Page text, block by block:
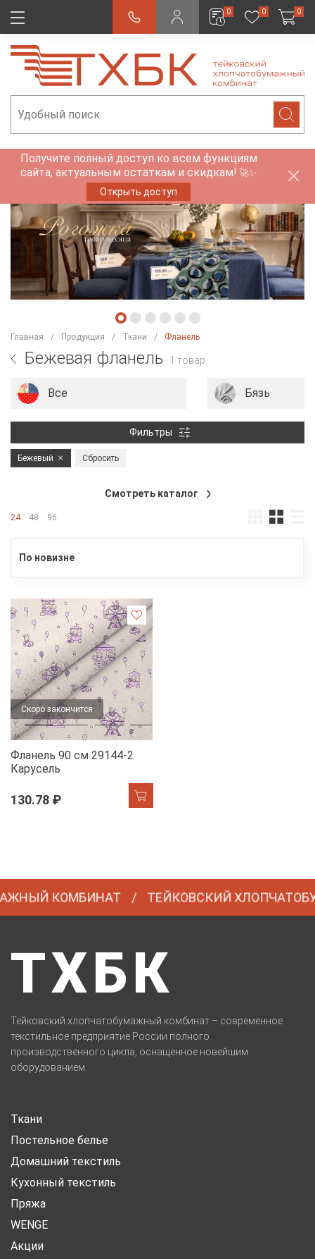
0 0 0
Получите полный доступ ко всем функциям
сайта, актуальным остаткам и скидкам! 🚀✨
Открыть доступ
Главная Продукция Ткани Фланель
Бежевая фланель 1 товар
Все Бязь
Фильтры
Бежевый Сбросить
Смотреть каталог
24 48 96
По новизне
Скоро закончится
Фланель 90 см 29144-2
Карусель
130.78 ₽
КОМБИНАТ ТЕЙКОВСКИЙ
ТХБК
Тейковский хлопчатобумажный комбинат – современное
текстильное предприятие России полного
производственного цикла, оснащенное новейшим
оборудованием.
Ткани
Постельное белье
Домашний текстиль
Кухонный текстиль
Пряжа
WENGE
Акции